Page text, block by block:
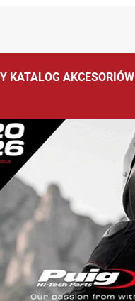
KATALOG AKCESORIÓW